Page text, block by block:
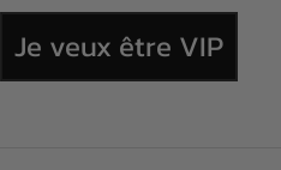
Je veux être VIP